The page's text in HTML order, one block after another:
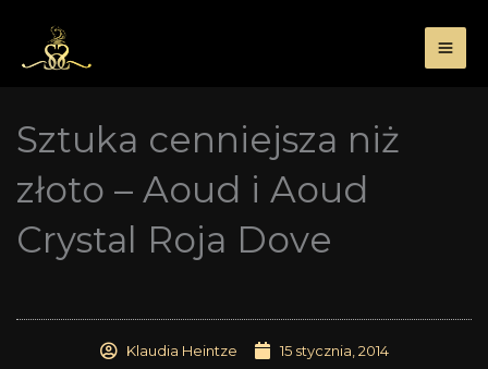
treści
Sztuka cenniejsza niż
złoto – Aoud i Aoud
Crystal Roja Dove
Klaudia Heintze
15 stycznia, 2014